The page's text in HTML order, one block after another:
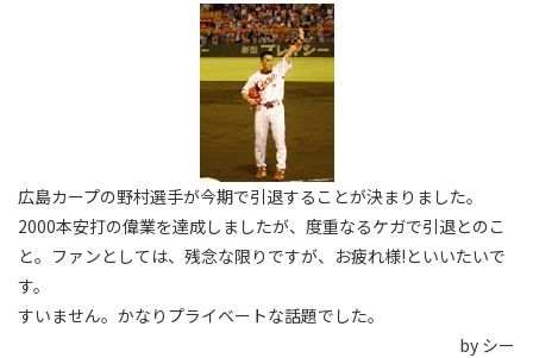
広島カープの野村選手が今期で引退することが決まりました。
2000本安打の偉業を達成しましたが、度重なるケガで引退とのこ
と。ファンとしては、残念な限りですが、お疲れ様!といいたいで
す。
すいません。かなりプライベートな話題でした。
by シー